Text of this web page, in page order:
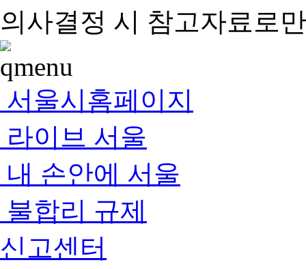
서울시홈페이지
라이브 서울
내 손안에 서울
불합리 규제
신고센터